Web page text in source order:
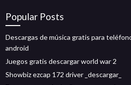
Popular Posts
Descargas de música gratis para
android
Juegos gratis descargar world war 2
Showbiz ezcap 172 driver _descargar_